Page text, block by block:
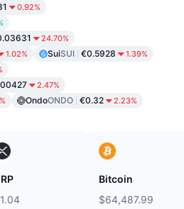
0.92%
24.70%
1.02% SuiSUI €0.5928 1.39%
2.47%
OndoONDO €0.32 2.23%
Bitcoin
$64,487.99